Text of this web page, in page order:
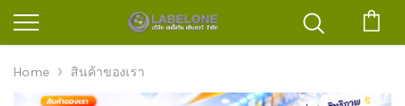
Home สินค้าของเรา